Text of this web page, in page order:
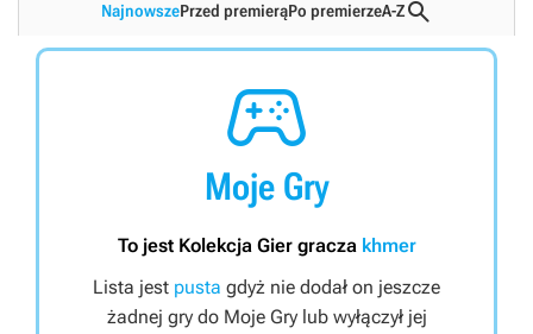
NajnowszePrzed premierąPo premierzeA-Z

Moje Gry
To jest Kolekcja Gier gracza khmer
Lista jest pusta gdyż nie dodał on jeszcze
żadnej gry do Moje Gry lub wyłączył jej